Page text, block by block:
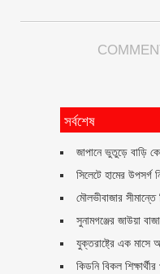
সর্বশেষ
জাপানে ভুতুড়ে বাড়ি
সিলেটে হামের
মৌলভীবাজার
সুনামগঞ্জের জাউয়া
যুক্তরাষ্ট্রে এক মাসে
কিডনি বিকল